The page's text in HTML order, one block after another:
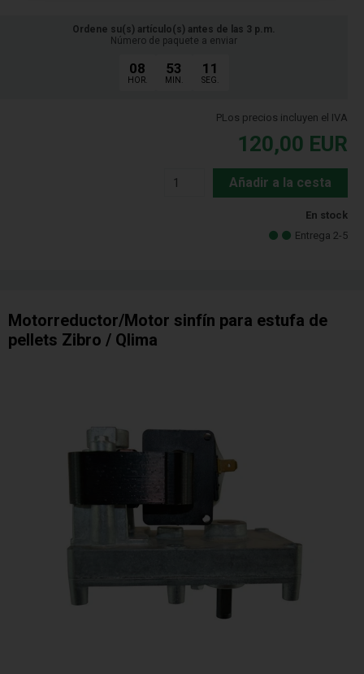
Ordene su(s) artículo(s) antes de las 3 p.m.
Número de paquete a enviar
08
HOR.
53
MIN.
10
SEG.
PLos precios incluyen el IVA
120,00 EUR
Añadir a la cesta
En stock
Entrega 2-5
Motorreductor/Motor sinfín para estufa de
pellets Zibro / Qlima